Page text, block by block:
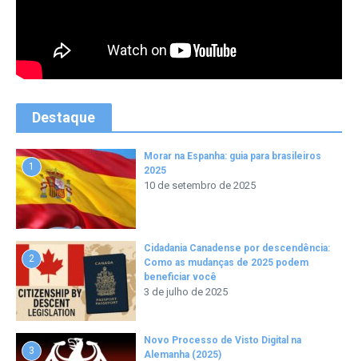
Destaque
1
Morar na Espanha: guia para brasileiros
2025
10 de setembro de 2025
2
Cidadania Canadense por descendência:
Como as mudanças de 2025 podem
beneficiar você
3 de julho de 2025
3
Novo Processo de Visto Digital na
Alemanha (2025)